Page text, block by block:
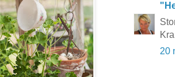
20